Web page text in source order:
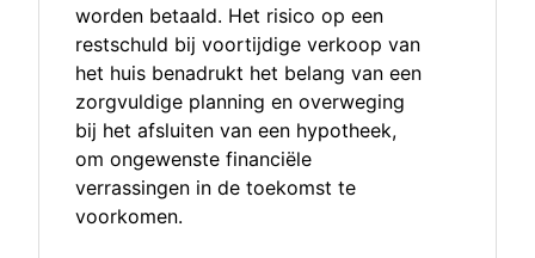
worden betaald. Het risico op een
restschuld bij voortijdige verkoop van
het huis benadrukt het belang van een
zorgvuldige planning en overweging
bij het afsluiten van een hypotheek,
om ongewenste financiële
verrassingen in de toekomst te
voorkomen.